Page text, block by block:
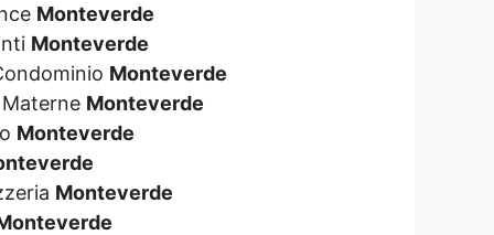
Monteverde
Monteverde
Monteverde
Monteverde
Monteverde
Monteverde